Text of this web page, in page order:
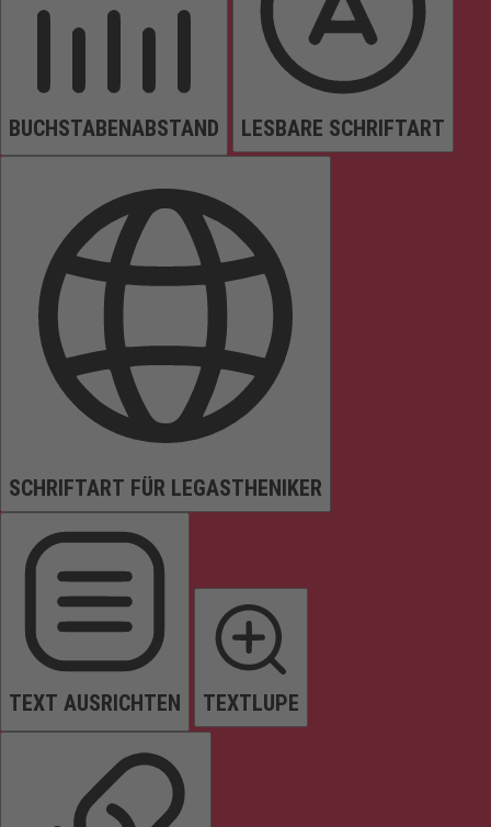
BUCHSTABENABSTAND LESBARE SCHRIFTART
SCHRIFTART FÜR LEGASTHENIKER
TEXT AUSRICHTEN TEXTLUPE